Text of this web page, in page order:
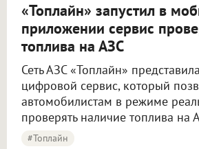
«Топлайн» запустил в
приложении сервис
топлива на АЗС
Сеть АЗС «Топлайн»
цифровой сервис, который
автомобилистам в режиме
проверять наличие топлива на
#Топлайн